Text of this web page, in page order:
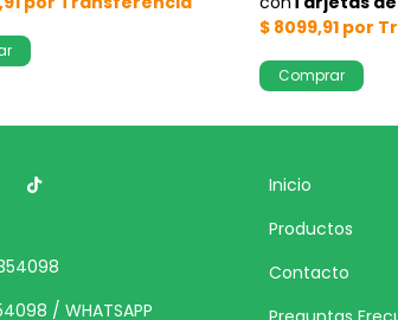
/ WHATSAPP
Inicio
Productos
Contacto